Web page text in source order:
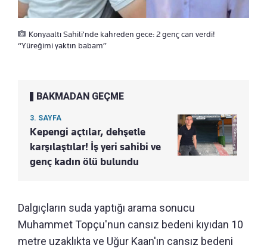
Konyaaltı Sahili'nde kahreden gece: 2 genç can verdi!
“Yüreğimi yaktın babam”
BAKMADAN GEÇME
3. SAYFA
Kepengi açtılar, dehşetle
karşılaştılar! İş yeri sahibi ve
genç kadın ölü bulundu
Dalgıçların suda yaptığı arama sonucu
Muhammet Topçu'nun cansız bedeni kıyıdan 10
metre uzaklıkta ve Uğur Kaan'ın cansız bedeni